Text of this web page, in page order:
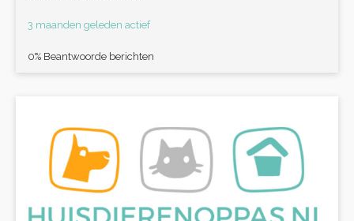
3 maanden geleden actief
0% Beantwoorde berichten